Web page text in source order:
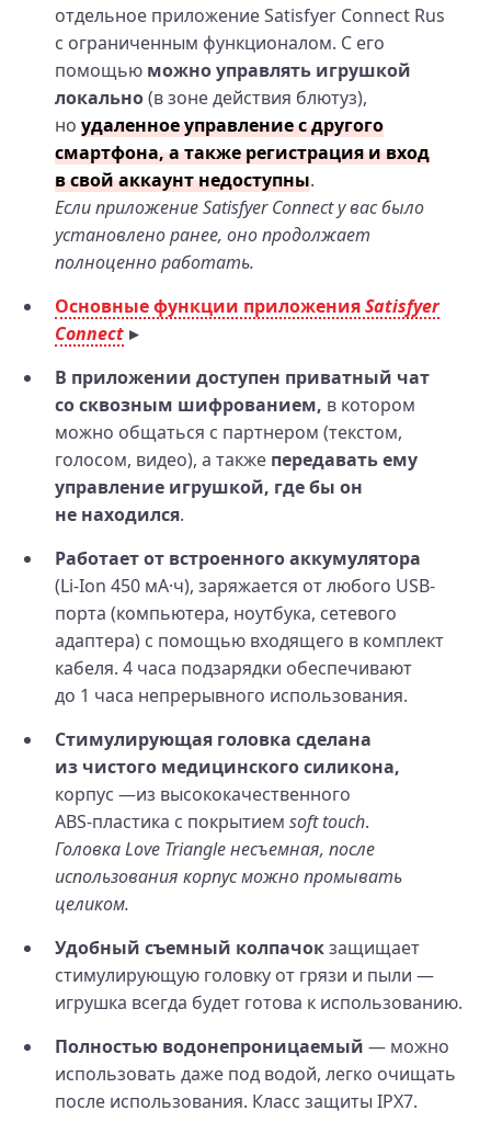
отдельное приложение Satisfyer Connect Rus
с ограниченным функционалом. С его
помощью можно управлять игрушкой
локально(в зоне действия блютуз),
но удаленное управление с другого
смартфона, а также регистрация и вход
в свой аккаунт недоступны.
Если приложение Satisfyer Connect у вас было
установлено ранее, оно продолжает
полноценно работать.
Основные функции приложенияSatisfyer
Connect
В приложении доступен приватный чат
со сквозным шифрованием, в котором
можно общаться с партнером (текстом,
голосом, видео), а также передавать ему
управление игрушкой, где бы он
не находился.
Работает от встроенного аккумулятора
(Li‑Ion 450 мА·ч), заряжается от любого USB-
порта (компьютера, ноутбука, сетевого
адаптера) с помощью входящего в комплект
кабеля. 4 часа подзарядки обеспечивают
до 1 часа непрерывного использования.
Стимулирующая головка сделана
из чистого медицинского силикона,
корпус —из высококачественного
ABS‑пластика с покрытием soft touch.
Головка Love Triangle несъемная, после
использования корпус можно промывать
целиком.
Удобный съемный колпачокзащищает
стимулирующую головку от грязи и пыли —
игрушка всегда будет готова к использованию.
Полностью водонепроницаемый — можно
использовать даже под водой, легко очищать
после использования. Класс защиты IPX7.